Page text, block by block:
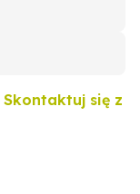
Skontaktuj się z